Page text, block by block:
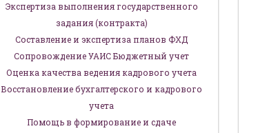
Экспертиза выполнения государственного
задания (контракта)
Составление и экспертиза планов ФХД
Сопровождение УАИС Бюджетный учет
Оценка качества ведения кадрового учета
Восстановление бухгалтерского и кадрового
учета
Помощь в формирование и сдаче